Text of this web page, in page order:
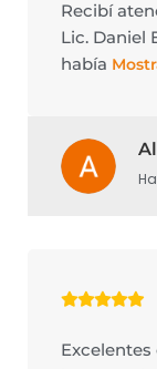
Recibí
Lic. Daniel
había